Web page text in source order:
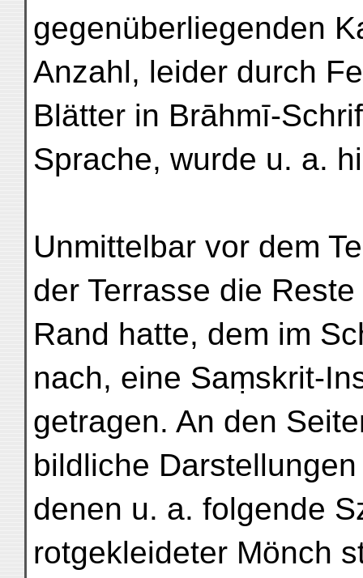
gegenüberliegenden
Anzahl, leider durch
Blätter in Brāhmī-
Sprache, wurde u. a.
Unmittelbar vor dem
der Terrasse die
Rand hatte, dem im
nach, eine Saṃskrit-
getragen. An den
bildliche
denen u. a. folgende
rotgekleideter Mönch